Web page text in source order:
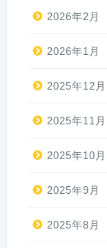
2026年2月
2026年1月
2025年12月
2025年11月
2025年10月
2025年9月
2025年8月